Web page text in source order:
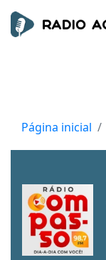
Página inicial